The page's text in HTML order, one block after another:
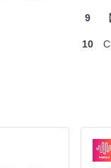
solution of Mixed-
9
10